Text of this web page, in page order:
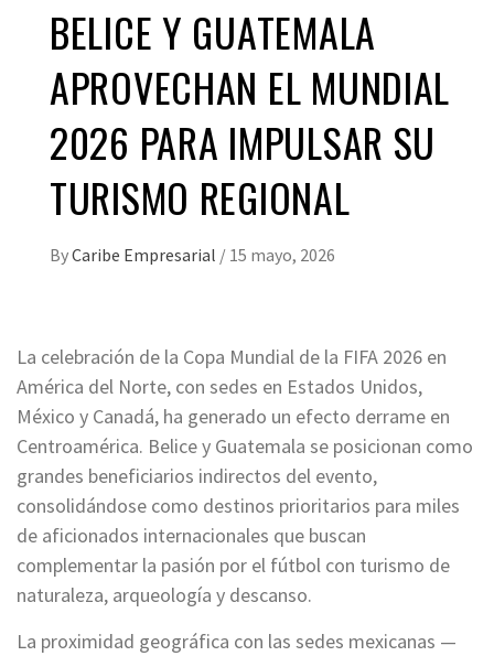
BELICE Y GUATEMALA
APROVECHAN EL MUNDIAL
2026 PARA IMPULSAR SU
TURISMO REGIONAL
ByCaribe Empresarial / 15 mayo, 2026
La celebración de la Copa Mundial de la FIFA 2026 en
América del Norte, con sedes en Estados Unidos,
México y Canadá, ha generado un efecto derrame en
Centroamérica. Belice y Guatemala se posicionan como
grandes beneficiarios indirectos del evento,
consolidándose como destinos prioritarios para miles
de aficionados internacionales que buscan
complementar la pasión por el fútbol con turismo de
naturaleza, arqueología y descanso.
La proximidad geográfica con las sedes mexicanas —